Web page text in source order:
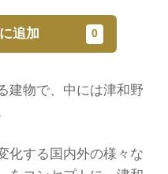
建物で、中には津和野
化する国内外の様々な
追加